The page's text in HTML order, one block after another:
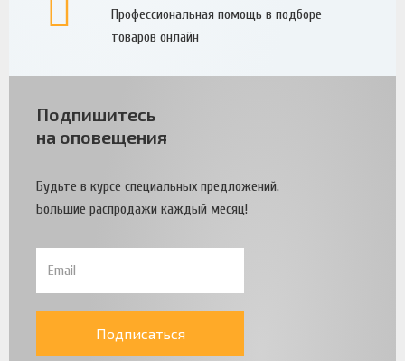
Профессиональная помощь в подборе
товаров онлайн
Подпишитесь
на оповещения
Будьте в курсе специальных предложений.
Большие распродажи каждый месяц!
Подписаться